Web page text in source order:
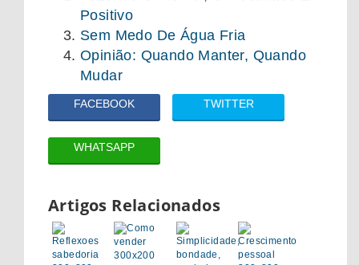
Positivo
Sem Medo De Água Fria
Opinião: Quando Manter, Quando
Mudar
FACEBOOK TWITTER
WHATSAPP
Artigos Relacionados